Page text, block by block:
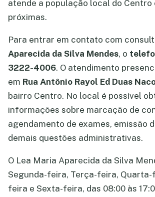
atende a população local do Centro
próximas.
Para entrar em contato com
Aparecida da Silva Mendes, o
3222-4006. O atendimento
em Rua Antônio Rayol Ed Duas
bairro Centro. No local é possível
informações sobre marcação de
agendamento de exames, emissão
demais questões administrativas.
O Lea Maria Aparecida da Silva
Segunda-feira, Terça-feira, Quarta-
feira e Sexta-feira, das 08:00 às